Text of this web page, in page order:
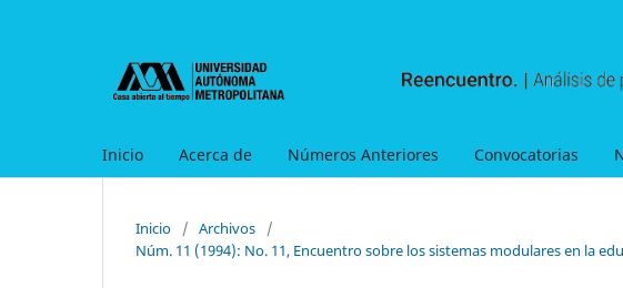
Inicio Acerca de Números Anteriores Convocatorias
Inicio / Archivos
/
Núm. 11 (1994): No. 11, Encuentro sobre los sistemas modulares en la